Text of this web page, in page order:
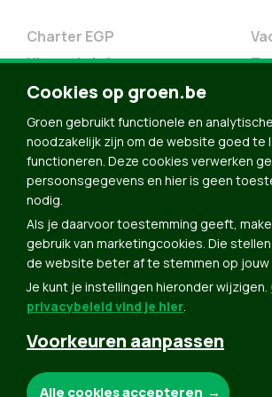
Charter EGP
Nieuwsbrief
Doe Mee
Contact
Groen in je buurt
Meldpunt
Word lid
Agenda
Bekijk kalender
Verleng je lidmaatschap
Programma oktober 2024
Programma juni 2024
Downloads
Cookies op groen.be
Groen gebruikt functionele en
noodzakelijk zijn om de website goed te
functioneren. Deze cookies verwerken
persoonsgegevens en hier is geen
nodig.
Als je daarvoor toestemming geeft,
gebruik van marketingcookies. Die
de website beter af te stemmen op jouw
Je kunt je instellingen hieronder wijzigen.
privacybeleid vind je hier.
Voorkeuren aanpassen
Alle cookies accepteren